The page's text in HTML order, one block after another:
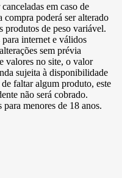
em caso de
compra poderá ser alterado
produtos de peso variável.
internet e válidos
sem prévia
valores no site, o valor
sujeita à disponibilidade
faltar algum produto, este
não será cobrado.
menores de 18 anos.